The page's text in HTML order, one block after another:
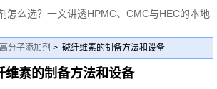
怎么选？一文讲透HPMC、CMC与HEC的本地
高分子添加剂 > 碱纤维素的制备方法和设备
维素的制备方法和设备